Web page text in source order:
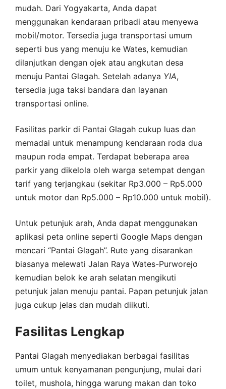
mudah. Dari Yogyakarta, Anda dapat
menggunakan kendaraan pribadi atau menyewa
mobil/motor. Tersedia juga transportasi umum
seperti bus yang menuju ke Wates, kemudian
dilanjutkan dengan ojek atau angkutan desa
menuju Pantai Glagah. Setelah adanya YIA,
tersedia juga taksi bandara dan layanan
transportasi online.
Fasilitas parkir di Pantai Glagah cukup luas dan
memadai untuk menampung kendaraan roda dua
maupun roda empat. Terdapat beberapa area
parkir yang dikelola oleh warga setempat dengan
tarif yang terjangkau (sekitar Rp3.000 – Rp5.000
untuk motor dan Rp5.000 – Rp10.000 untuk mobil).
Untuk petunjuk arah, Anda dapat menggunakan
aplikasi peta online seperti Google Maps dengan
mencari “Pantai Glagah”. Rute yang disarankan
biasanya melewati Jalan Raya Wates-Purworejo
kemudian belok ke arah selatan mengikuti
petunjuk jalan menuju pantai. Papan petunjuk jalan
juga cukup jelas dan mudah diikuti.
Fasilitas Lengkap
Pantai Glagah menyediakan berbagai fasilitas
umum untuk kenyamanan pengunjung, mulai dari
toilet, mushola, hingga warung makan dan toko